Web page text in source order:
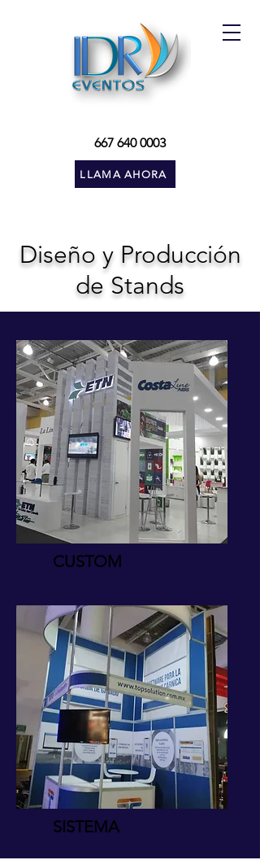
LLAMA AHORA
667 640 0003
Diseño y Producción
de Stands
CUSTOM
SISTEMA